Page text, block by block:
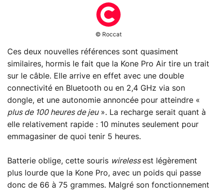
© Roccat
Ces deux nouvelles références sont quasiment
similaires, hormis le fait que la Kone Pro Air tire un trait
sur le câble. Elle arrive en effet avec une double
connectivité en Bluetooth ou en 2,4 GHz via son
dongle, et une autonomie annoncée pour atteindre «
plus de 100 heures de jeu». La recharge serait quant à
elle relativement rapide : 10 minutes seulement pour
emmagasiner de quoi tenir 5 heures.
Batterie oblige, cette souris wirelessest légèrement
plus lourde que la Kone Pro, avec un poids qui passe
donc de 66 à 75 grammes. Malgré son fonctionnement